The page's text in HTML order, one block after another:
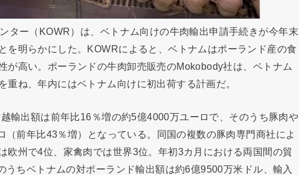
ター（KOWR）は、ベトナム向けの牛肉輸出申請手続きが今年末
を明らかにした。KOWRによると、ベトナムはポーランド産の食
が高い。ポーランドの牛肉卸売販売のMokobody社は、ベトナム
重ね、年内にはベトナム向けに初出荷する計画だ。
輸出額は前年比16％増の約5億4000万ユーロで、そのうち豚肉や
（前年比43％増）となっている。同国の複数の豚肉専門商社によ
欧州で4位、家禽肉では世界3位。年初3カ月における両国間の貿
うちベトナムの対ポーランド輸出額は約6億9500万米ドル、輸入